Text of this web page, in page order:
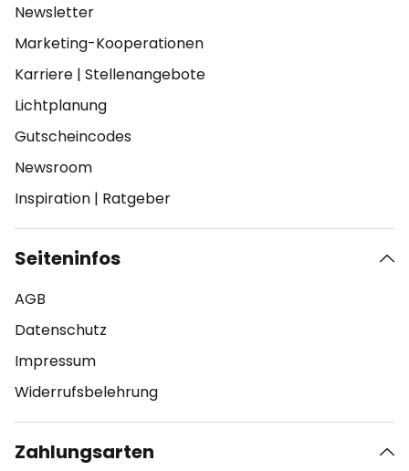
Newsletter
Marketing-Kooperationen
Karriere | Stellenangebote
Lichtplanung
Gutscheincodes
Newsroom
Inspiration | Ratgeber
Seiteninfos
AGB
Datenschutz
Impressum
Widerrufsbelehrung
Zahlungsarten